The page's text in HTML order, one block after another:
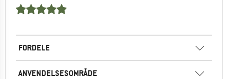
FORDELE
ANVENDELSESOMRÅDE